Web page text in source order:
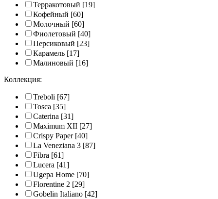
Терракотовый [19]
Кофейный [60]
Молочный [60]
Фиолетовый [40]
Персиковый [23]
Карамель [17]
Малиновый [16]
Коллекция:
Treboli [67]
Tosca [35]
Caterina [31]
Maximum XII [27]
Crispy Paper [40]
La Veneziana 3 [87]
Fibra [61]
Lucera [41]
Ugepa Home [70]
Florentine 2 [29]
Gobelin Italiano [42]